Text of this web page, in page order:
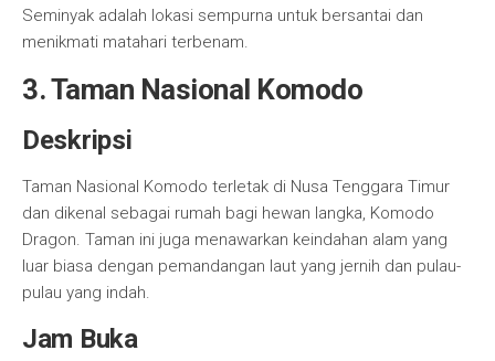
Seminyak adalah lokasi sempurna untuk bersantai dan
menikmati matahari terbenam.
3. Taman Nasional Komodo
Deskripsi
Taman Nasional Komodo terletak di Nusa Tenggara Timur
dan dikenal sebagai rumah bagi hewan langka, Komodo
Dragon. Taman ini juga menawarkan keindahan alam yang
luar biasa dengan pemandangan laut yang jernih dan pulau-
pulau yang indah.
Jam Buka